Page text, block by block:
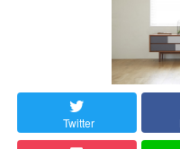
Twitter